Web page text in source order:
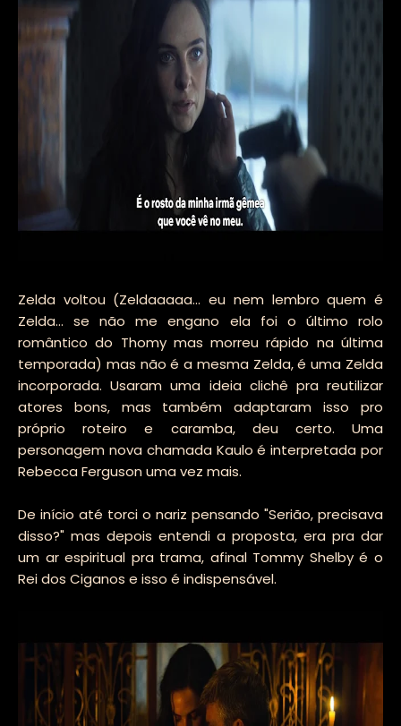
Zelda voltou (Zeldaaaaa... eu nem lembro quem é
Zelda... se não me engano ela foi o último rolo
romântico do Thomy mas morreu rápido na última
temporada) mas não é a mesma Zelda, é uma Zelda
incorporada. Usaram uma ideia clichê pra reutilizar
atores bons, mas também adaptaram isso pro
próprio roteiro e caramba, deu certo. Uma
personagem nova chamada Kaulo é interpretada por
Rebecca Ferguson uma vez mais.
De início até torci o nariz pensando "Serião, precisava
disso?" mas depois entendi a proposta, era pra dar
um ar espiritual pra trama, afinal Tommy Shelby é o
Rei dos Ciganos e isso é indispensável.